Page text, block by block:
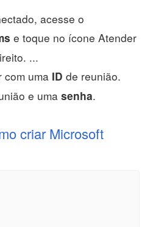
acesse o
e toque no ícone Atender
...
com uma ID de reunião.
e uma senha.
criar Microsoft